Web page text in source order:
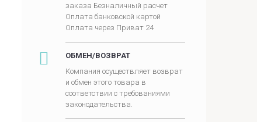
заказа Безналичный расчет
Оплата банковской картой
Оплата через Приват 24
ОБМЕН/ВОЗВРАТ
Компания осуществляет возврат
и обмен этого товара в
соответствии с требованиями
законодательства.